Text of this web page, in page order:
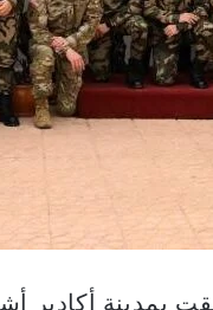
بمدينة أكادير